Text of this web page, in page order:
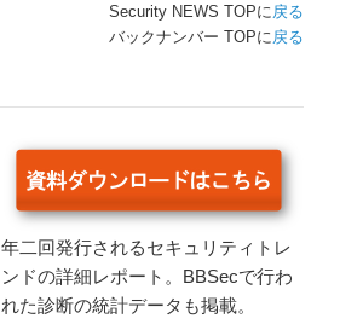
Security NEWS TOPに 戻る
バックナンバー TOPに 戻る
年二回発行されるセキュリティトレ
ンドの詳細レポート。BBSecで行わ
れた診断の統計データも掲載。